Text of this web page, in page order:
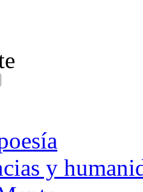
y